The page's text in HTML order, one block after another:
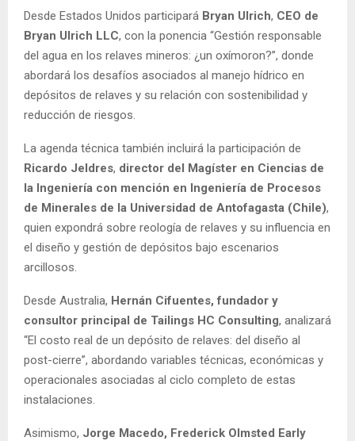
Desde Estados Unidos participará Bryan Ulrich, CEO de
Bryan Ulrich LLC, con la ponencia “Gestión responsable
del agua en los relaves mineros: ¿un oxímoron?”, donde
abordará los desafíos asociados al manejo hídrico en
depósitos de relaves y su relación con sostenibilidad y
reducción de riesgos.
La agenda técnica también incluirá la participación de
Ricardo Jeldres, director del Magíster en Ciencias de
la Ingeniería con mención en Ingeniería de Procesos
de Minerales de la Universidad de Antofagasta (Chile),
quien expondrá sobre reología de relaves y su influencia en
el diseño y gestión de depósitos bajo escenarios
arcillosos.
Desde Australia, Hernán Cifuentes, fundador y
consultor principal de Tailings HC Consulting, analizará
“El costo real de un depósito de relaves: del diseño al
post-cierre”, abordando variables técnicas, económicas y
operacionales asociadas al ciclo completo de estas
instalaciones.
Asimismo, Jorge Macedo, Frederick Olmsted Early